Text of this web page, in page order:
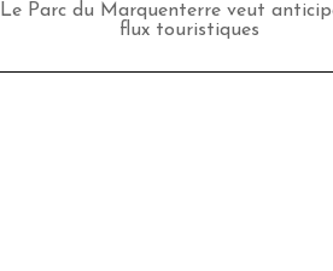
Le Parc du Marquenterre veut
flux touristiques